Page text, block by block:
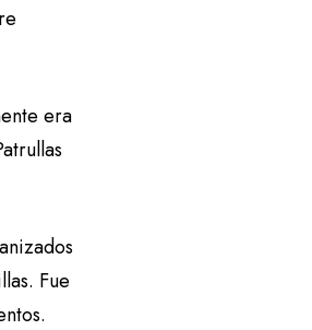
era
Fue